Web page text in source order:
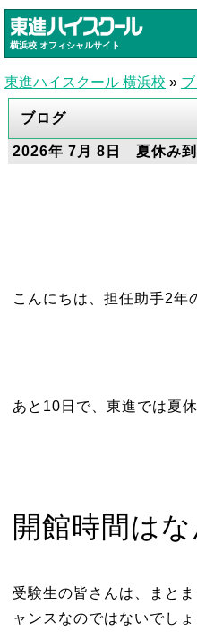
横浜校 オフィシャルサイト
東進ハイスクール 横浜校 »
ブログ
2026年 7月 8日 夏休み
こんにちは、担任助手2年
あと10日で、東進では夏
開館時間はな
受験生の皆さんは、まと
ャンスなのではないでしょ